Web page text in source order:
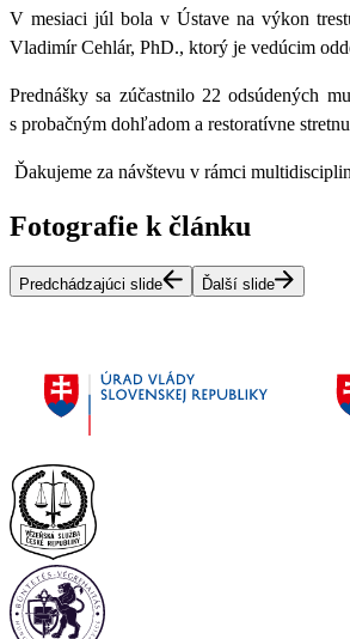
V mesiaci júl bola v Ústave na výkon
Vladimír Cehlár, PhD., ktorý je vedúcim
Prednášky sa zúčastnilo 22 odsúdených
s probačným dohľadom a restoratívne
Ďakujeme za návštevu v rámci
Fotografie k článku
Predchádzajúci slide Ďalší slide